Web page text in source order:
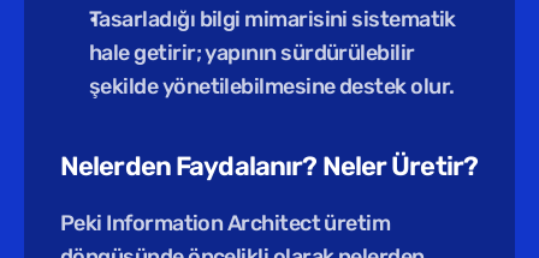
Tasarladığı bilgi mimarisini sistematik
hale getirir; yapının sürdürülebilir
şekilde yönetilebilmesine destek olur.
Nelerden Faydalanır? Neler Üretir?
Peki Information Architect üretim